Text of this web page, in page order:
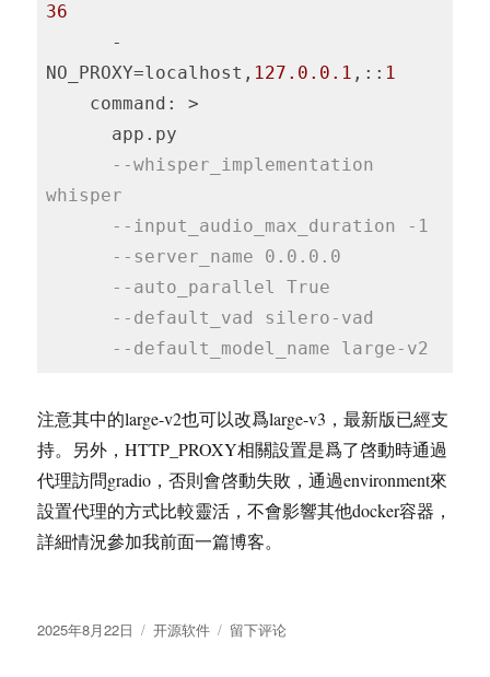
36
NO_PROXY=localhost, 127.0 .0 .1 ,:: 1
--whisper_implementation
whisper
--input_audio_max_duration -1
--server_name 0.0.0.0
--auto_parallel True
--default_vad silero-vad
--default_model_name large-v2
注意其中的large-v2也可以改爲large-v3，最新版已經支
持。另外，HTTP_PROXY相關設置是爲了啓動時通過
代理訪問gradio，否則會啓動失敗，通過environment來
設置代理的方式比較靈活，不會影響其他docker容器，
詳細情況參加我前面一篇博客。
发
2025年8月22日
分
开源软件
于
留下评论